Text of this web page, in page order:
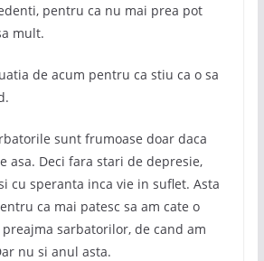
pentru ca nu mai prea pot
mult.
de acum pentru ca stiu ca o sa
sunt frumoase doar daca
asa. Deci fara stari de depresie,
cu speranta inca vie in suflet. Asta
ca mai patesc sa am cate o
sarbatorilor, de cand am
nu si anul asta.